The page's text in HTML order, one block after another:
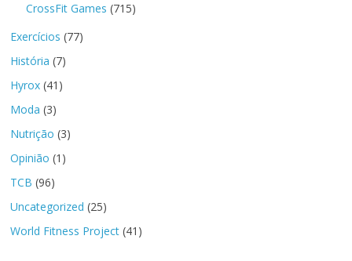
CrossFit Games (715)
Exercícios (77)
História (7)
Hyrox (41)
Moda (3)
Nutrição (3)
Opinião (1)
TCB (96)
Uncategorized (25)
World Fitness Project (41)